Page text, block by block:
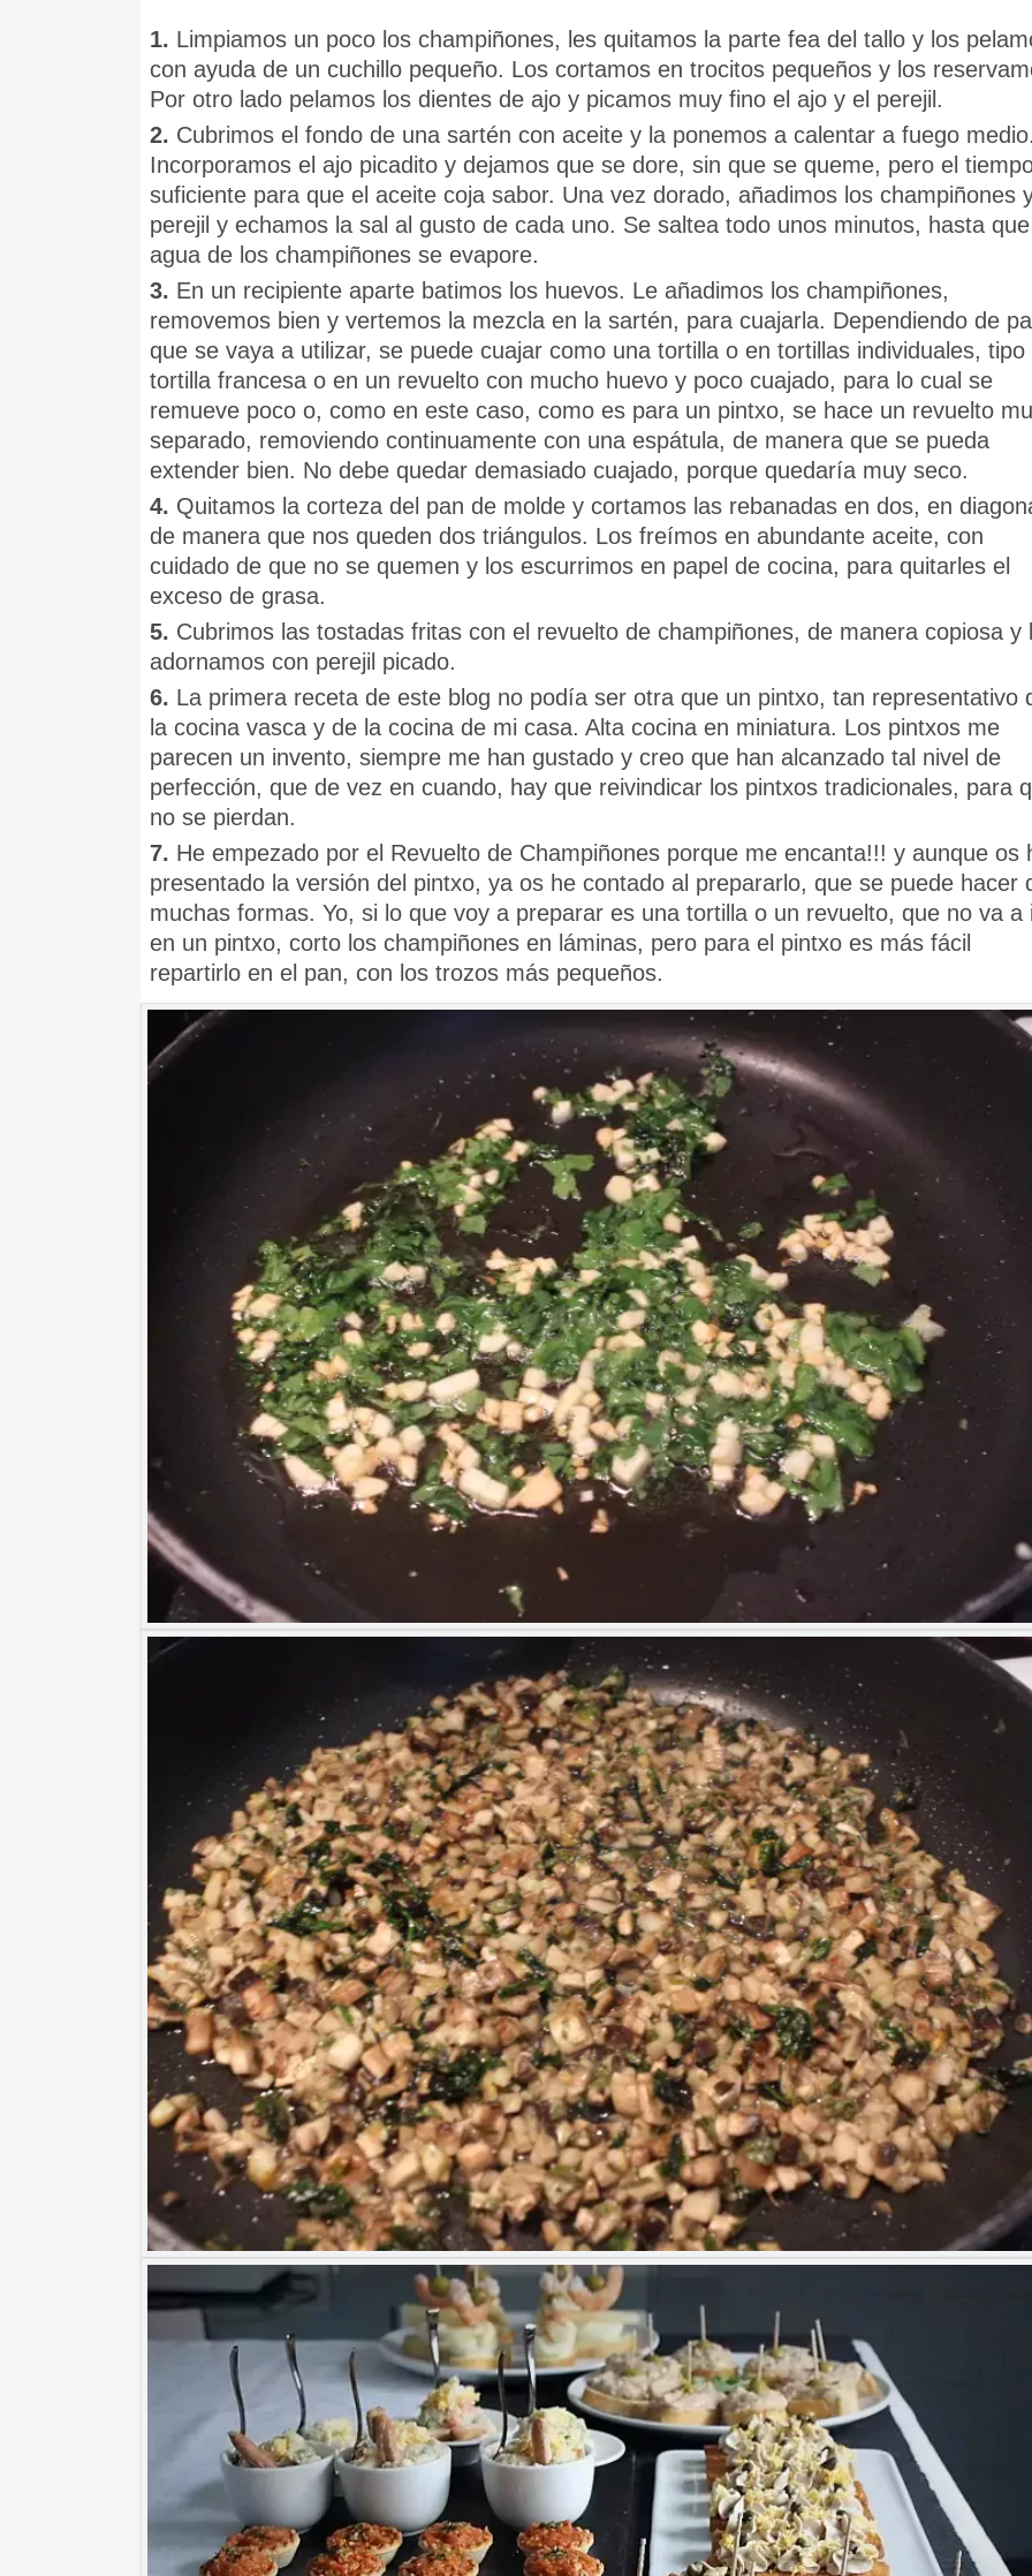
1. Limpiamos un poco los champiñones, les quitamos la parte fea del tallo y los
con ayuda de un cuchillo pequeño. Los cortamos en trocitos pequeños y los
Por otro lado pelamos los dientes de ajo y picamos muy fino el ajo y el perejil.
2. Cubrimos el fondo de una sartén con aceite y la ponemos a calentar a fuego medio.
Incorporamos el ajo picadito y dejamos que se dore, sin que se queme, pero el
suficiente para que el aceite coja sabor. Una vez dorado, añadimos los champiñones
perejil y echamos la sal al gusto de cada uno. Se saltea todo unos minutos, hasta
agua de los champiñones se evapore.
3. En un recipiente aparte batimos los huevos. Le añadimos los champiñones,
removemos bien y vertemos la mezcla en la sartén, para cuajarla. Dependiendo de
que se vaya a utilizar, se puede cuajar como una tortilla o en tortillas individuales, tipo
tortilla francesa o en un revuelto con mucho huevo y poco cuajado, para lo cual se
remueve poco o, como en este caso, como es para un pintxo, se hace un revuelto
separado, removiendo continuamente con una espátula, de manera que se pueda
extender bien. No debe quedar demasiado cuajado, porque quedaría muy seco.
4. Quitamos la corteza del pan de molde y cortamos las rebanadas en dos, en
de manera que nos queden dos triángulos. Los freímos en abundante aceite, con
cuidado de que no se quemen y los escurrimos en papel de cocina, para quitarles el
exceso de grasa.
5. Cubrimos las tostadas fritas con el revuelto de champiñones, de manera copiosa y
adornamos con perejil picado.
6. La primera receta de este blog no podía ser otra que un pintxo, tan representativo
la cocina vasca y de la cocina de mi casa. Alta cocina en miniatura. Los pintxos me
parecen un invento, siempre me han gustado y creo que han alcanzado tal nivel de
perfección, que de vez en cuando, hay que reivindicar los pintxos tradicionales, para
no se pierdan.
7. He empezado por el Revuelto de Champiñones porque me encanta!!! y aunque os
presentado la versión del pintxo, ya os he contado al prepararlo, que se puede hacer
muchas formas. Yo, si lo que voy a preparar es una tortilla o un revuelto, que no va a
en un pintxo, corto los champiñones en láminas, pero para el pintxo es más fácil
repartirlo en el pan, con los trozos más pequeños.